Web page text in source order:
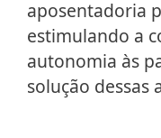
aposentadoria
estimulando a
autonomia às
solução dessas